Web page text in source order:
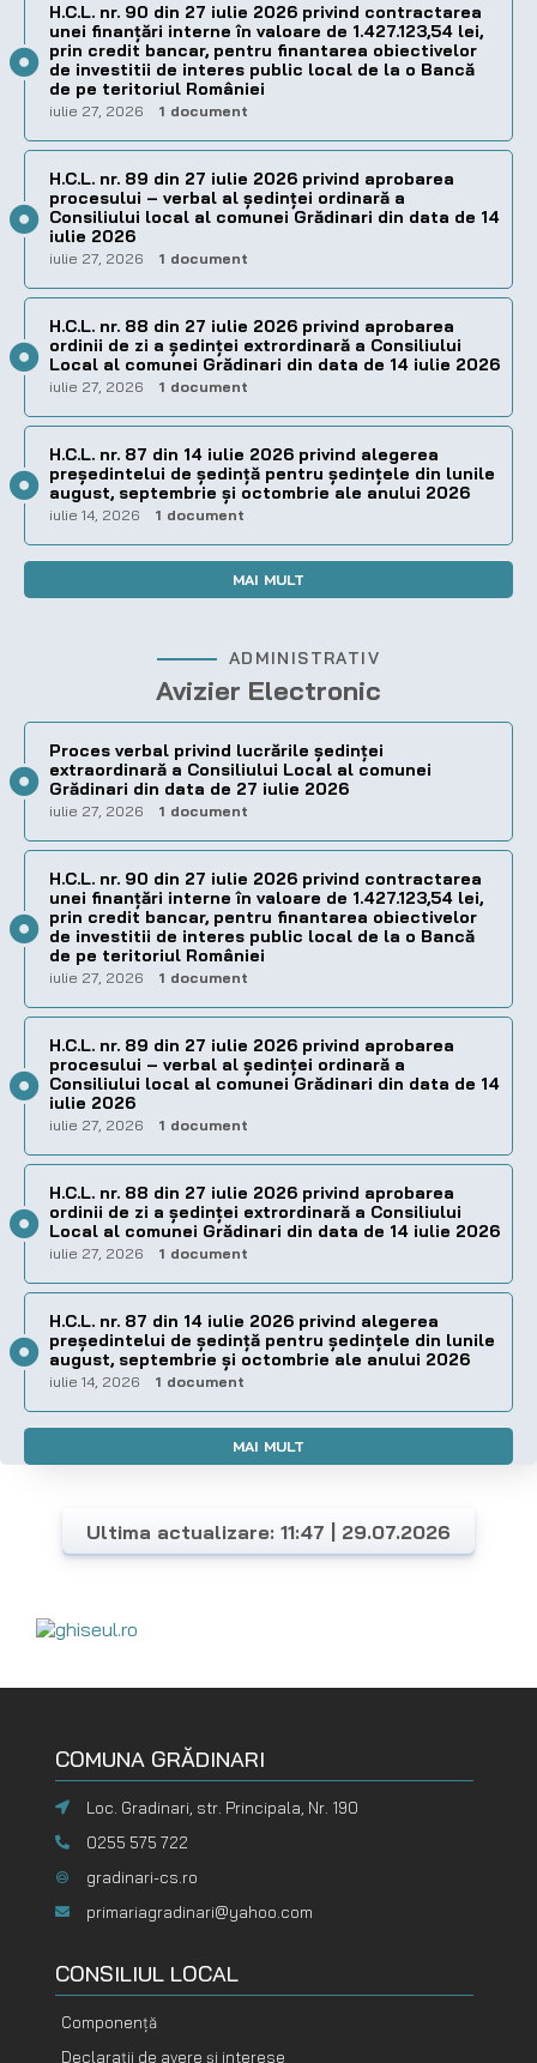
H.C.L. nr. 90 din 27 iulie 2026 privind contractarea
unei finanțări interne în valoare de 1.427.123,54 lei,
prin credit bancar, pentru finantarea obiectivelor
de investitii de interes public local de la o Bancă
de pe teritoriul României
iulie 27, 2026 1 document
H.C.L. nr. 89 din 27 iulie 2026 privind aprobarea
procesului – verbal al şedinţei ordinară a
Consiliului local al comunei Grădinari din data de 14
iulie 2026
iulie 27, 2026 1 document
H.C.L. nr. 88 din 27 iulie 2026 privind aprobarea
ordinii de zi a şedinţei extrordinară a Consiliului
Local al comunei Grădinari din data de 14 iulie 2026
iulie 27, 2026 1 document
H.C.L. nr. 87 din 14 iulie 2026 privind alegerea
preşedintelui de şedinţă pentru ședințele din lunile
august, septembrie și octombrie ale anului 2026
iulie 14, 2026 1 document
MAI MULT
ADMINISTRATIV
Avizier Electronic
Proces verbal privind lucrările ședinței
extraordinară a Consiliului Local al comunei
Grădinari din data de 27 iulie 2026
iulie 27, 2026 1 document
H.C.L. nr. 90 din 27 iulie 2026 privind contractarea
unei finanțări interne în valoare de 1.427.123,54 lei,
prin credit bancar, pentru finantarea obiectivelor
de investitii de interes public local de la o Bancă
de pe teritoriul României
iulie 27, 2026 1 document
H.C.L. nr. 89 din 27 iulie 2026 privind aprobarea
procesului – verbal al şedinţei ordinară a
Consiliului local al comunei Grădinari din data de 14
iulie 2026
iulie 27, 2026 1 document
H.C.L. nr. 88 din 27 iulie 2026 privind aprobarea
ordinii de zi a şedinţei extrordinară a Consiliului
Local al comunei Grădinari din data de 14 iulie 2026
iulie 27, 2026 1 document
H.C.L. nr. 87 din 14 iulie 2026 privind alegerea
preşedintelui de şedinţă pentru ședințele din lunile
august, septembrie și octombrie ale anului 2026
iulie 14, 2026 1 document
MAI MULT
Ultima actualizare: 11:47 | 29.07.2026
COMUNA GRĂDINARI
Loc. Gradinari, str. Principala, Nr. 190
0255 575 722
gradinari-cs.ro
primariagradinari@yahoo.com
CONSILIUL LOCAL
Componență
Declarații de avere și interese